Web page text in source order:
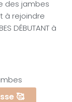
des jambes
à rejoindre
DÉBUTANT à
🥰